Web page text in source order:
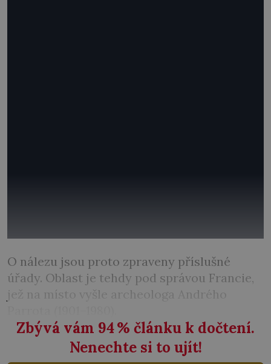
O nálezu jsou proto zpraveny příslušné
úřady. Oblast je tehdy pod správou Francie,
jež na místo vyšle archeologa Andrého
Zbývá vám 94% článku k dočtení.
Nenechte si to ujít!